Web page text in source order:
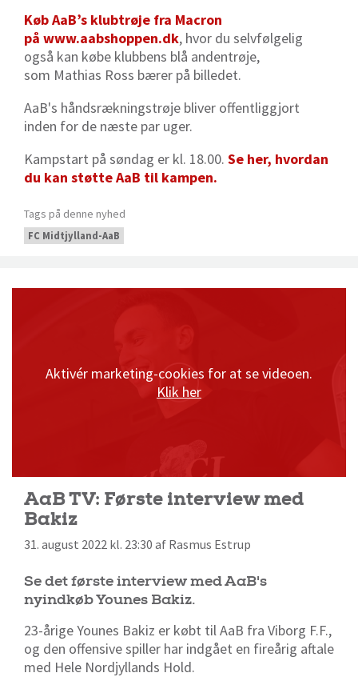
Køb AaB’s klubtrøje fra Macron
på www.aabshoppen.dk, hvor du selvfølgelig
også kan købe klubbens blå andentrøje,
som Mathias Ross bærer på billedet.
AaB's håndsrækningstrøje bliver offentliggjort
inden for de næste par uger.
Kampstart på søndag er kl. 18.00. Se her, hvordan
du kan støtte AaB til kampen.
Tags på denne nyhed
FC Midtjylland-AaB
Aktivér marketing-cookies for at se videoen.
Klik her
AaB TV: Første interview med
Bakiz
31. august 2022 kl. 23:30 af Rasmus Estrup
Se det første interview med AaB's
nyindkøb Younes Bakiz.
23-årige Younes Bakiz er købt til AaB fra Viborg F.F.,
og den offensive spiller har indgået en fireårig aftale
med Hele Nordjyllands Hold.